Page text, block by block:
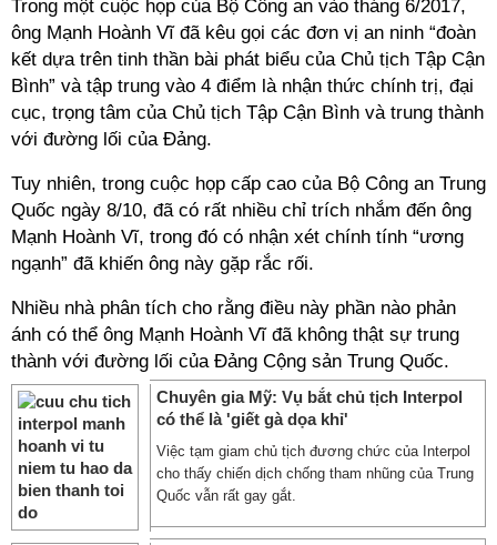
Trong một cuộc họp của Bộ Công an vào tháng 6/2017,
ông Mạnh Hoành Vĩ đã kêu gọi các đơn vị an ninh “đoàn
kết dựa trên tinh thần bài phát biểu của Chủ tịch Tập Cận
Bình” và tập trung vào 4 điểm là nhận thức chính trị, đại
cục, trọng tâm của Chủ tịch Tập Cận Bình và trung thành
với đường lối của Đảng.
Tuy nhiên, trong cuộc họp cấp cao của Bộ Công an Trung
Quốc ngày 8/10, đã có rất nhiều chỉ trích nhắm đến ông
Mạnh Hoành Vĩ, trong đó có nhận xét chính tính “ương
ngạnh” đã khiến ông này gặp rắc rối.
Nhiều nhà phân tích cho rằng điều này phần nào phản
ánh có thể ông Mạnh Hoành Vĩ đã không thật sự trung
thành với đường lối của Đảng Cộng sản Trung Quốc.
Chuyên gia Mỹ: Vụ bắt chủ tịch Interpol
có thể là 'giết gà dọa khỉ'
Việc tạm giam chủ tịch đương chức của Interpol
cho thấy chiến dịch chống tham nhũng của Trung
Quốc vẫn rất gay gắt.